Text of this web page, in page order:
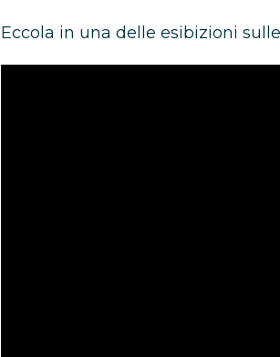
Eccola in una delle esibizioni